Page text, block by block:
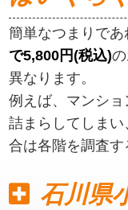
簡単なつまりで
で5,800円(税込)
異なります。
例えば、マンシ
詰まらしてしま
合は各階を調査す
石川県